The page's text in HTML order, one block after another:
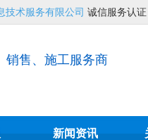
技术服务有限公司 诚信服务认证
销售、施工服务商
新闻资讯